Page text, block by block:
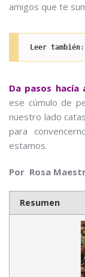
amigos que te
Leer también
Da pasos hacía
ese cúmulo de
nuestro lado
para
estamos.
Por Rosa
Resumen